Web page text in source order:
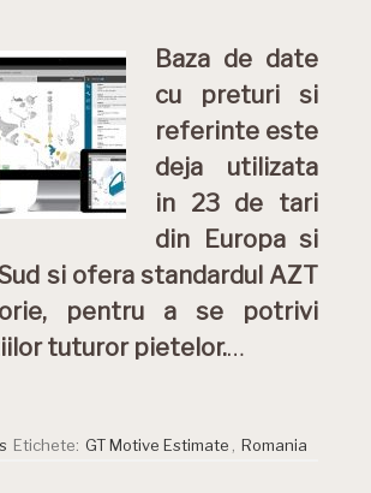
Baza de date
cu preturi si
referinte este
deja utilizata
in 23 de tari
din Europa si
si ofera standardul AZT
pentru a se potrivi
tuturor pietelor.…
Etichete: GT Motive Estimate Romania